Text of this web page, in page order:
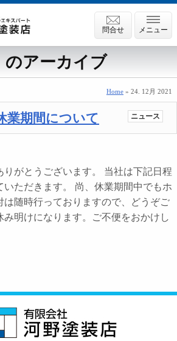
メニュー
問合せ
のアーカイブ
Home » 24. 12月 2021
業期間について ニュース
りがとうございます。 当社は下記日程
いただきます。 尚、休業期間中でもホ
は随時行っておりますので、どうぞご
明けになります。ご不便をおかけし